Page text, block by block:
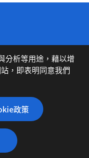
分析等用途，藉以增
，即表明同意我們
政策